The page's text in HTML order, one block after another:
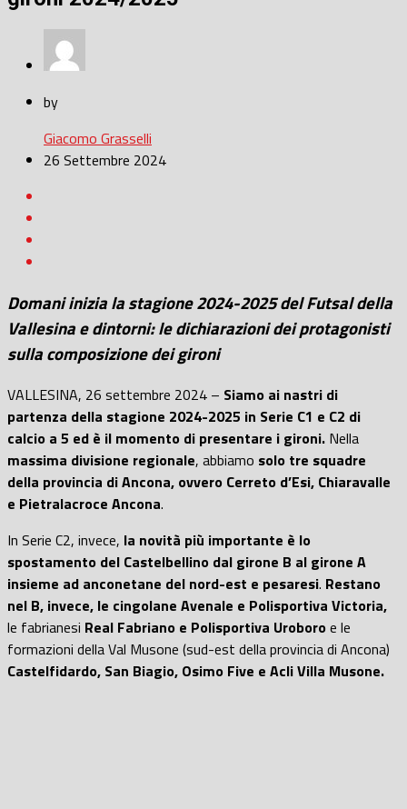
by
Giacomo Grasselli
26 Settembre 2024
Domani inizia la stagione 2024-2025 del Futsal della
Vallesina e dintorni: le dichiarazioni dei protagonisti
sulla composizione dei gironi
VALLESINA, 26 settembre 2024 – Siamo ai nastri di
partenza della stagione 2024-2025 in Serie C1 e C2 di
calcio a 5 ed è il momento di presentare i gironi. Nella
massima divisione regionale, abbiamo solo tre squadre
della provincia di Ancona, ovvero Cerreto d’Esi, Chiaravalle
e Pietralacroce Ancona.
In Serie C2, invece, la novità più importante è lo
spostamento del Castelbellino dal girone B al girone A
insieme ad anconetane del nord-est e pesaresi. Restano
nel B, invece, le cingolane Avenale e Polisportiva Victoria,
le fabrianesi Real Fabriano e Polisportiva Uroboroe le
formazioni della Val Musone (sud-est della provincia di Ancona)
Castelfidardo, San Biagio, Osimo Five e Acli Villa Musone.